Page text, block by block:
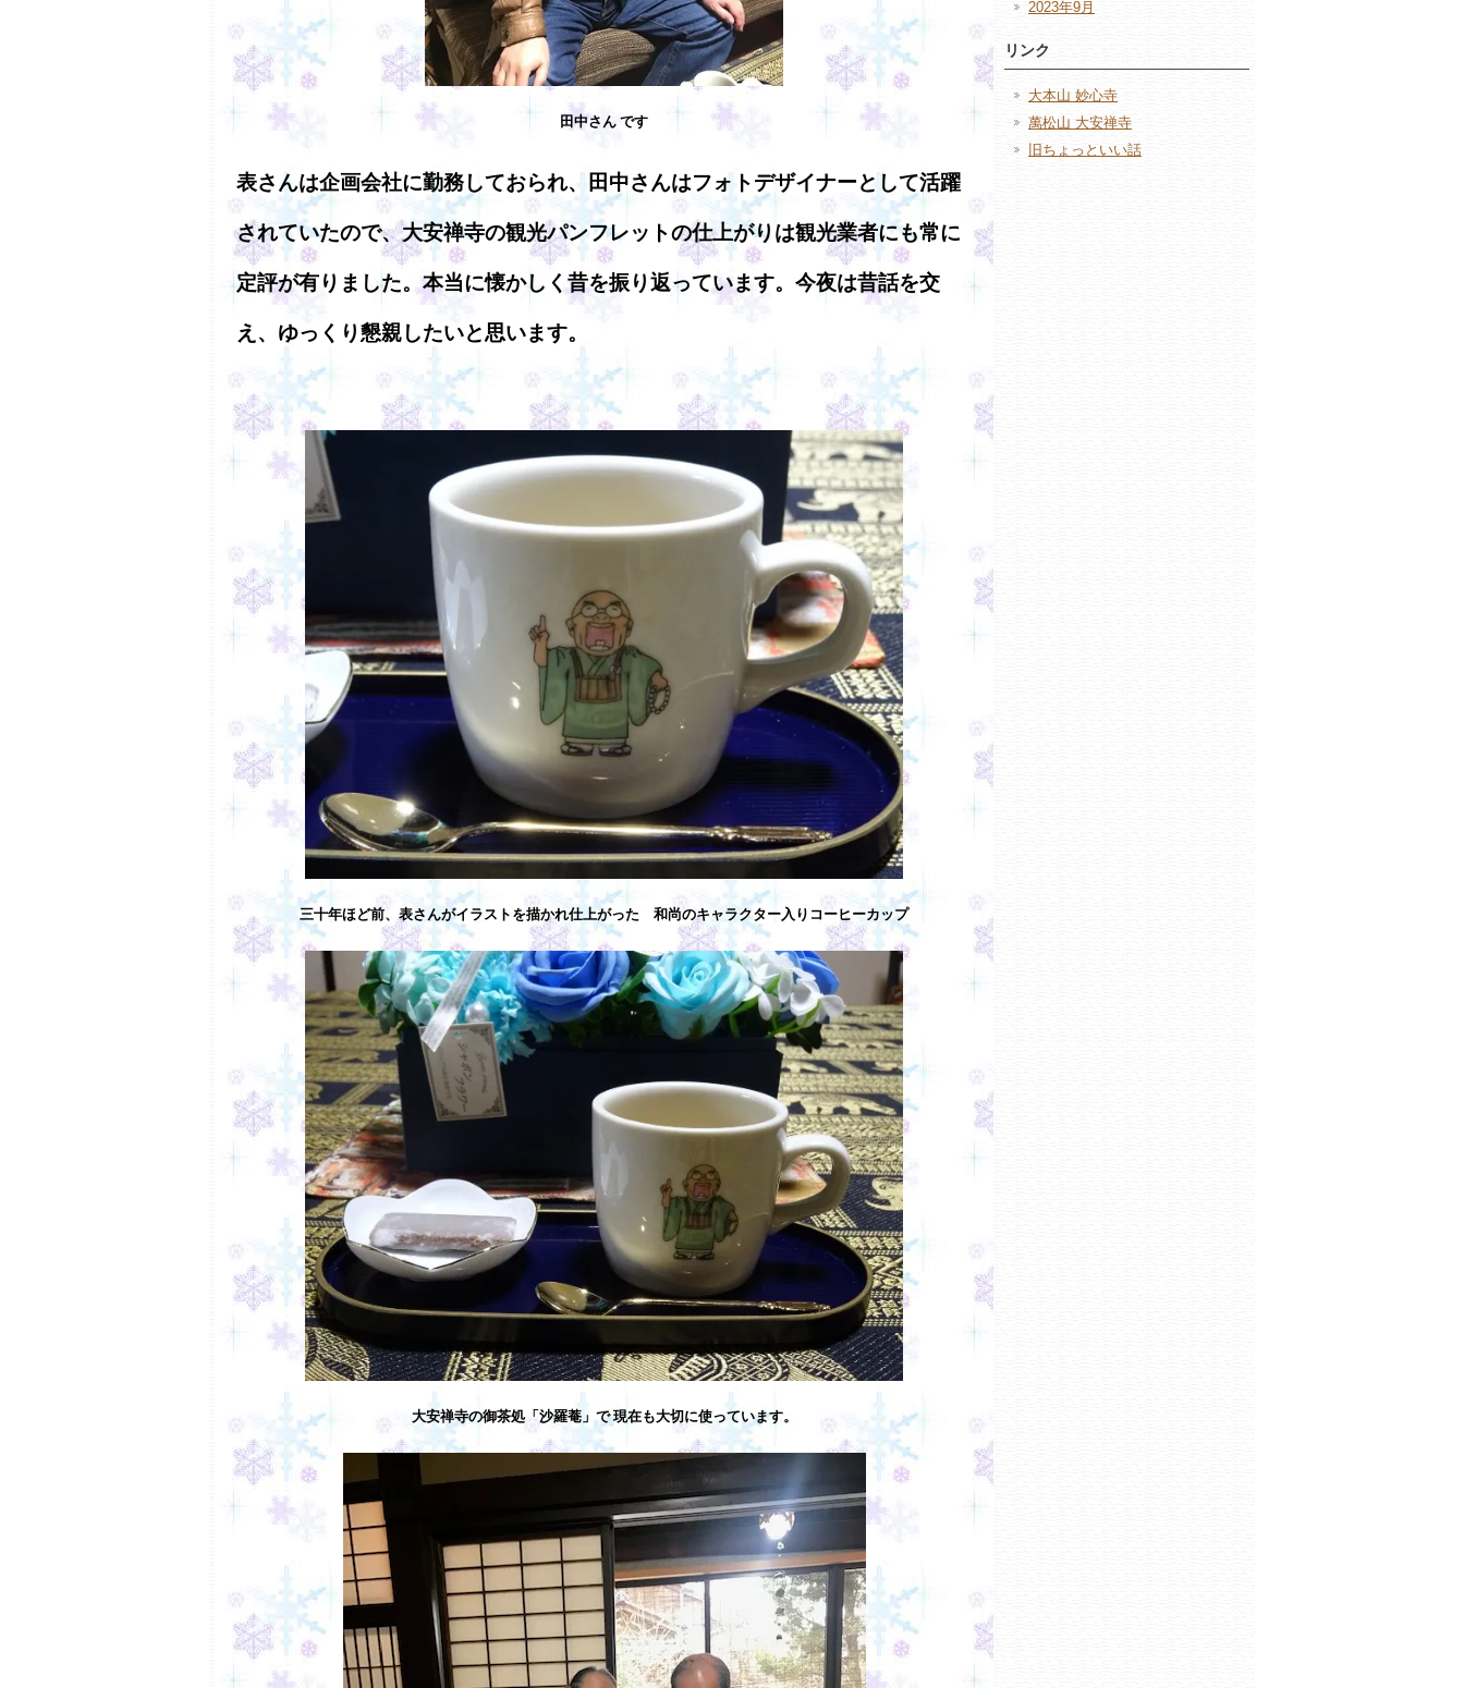
田中さん です
表さんは企画会社に勤務しておられ、田中さんはフォトデザイナーとして活躍
されていたので、大安禅寺の観光パンフレットの仕上がりは観光業者にも常に
定評が有りました。本当に懐かしく昔を振り返っています。今夜は昔話を交
え、ゆっくり懇親したいと思います。
三十年ほど前、表さんがイラストを描かれ仕上がった 和尚のキャラクター入りコーヒーカップ
大安禅寺の御茶処「沙羅菴」で 現在も大切に使っています。
2023年9月
リンク
大本山 妙心寺
萬松山 大安禅寺
旧ちょっといい話